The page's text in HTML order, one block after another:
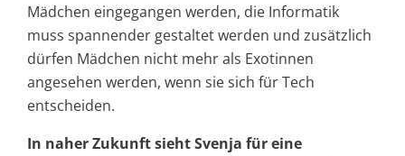
Mädchen eingegangen werden, die Informatik
muss spannender gestaltet werden und zusätzlich
dürfen Mädchen nicht mehr als Exotinnen
angesehen werden, wenn sie sich für Tech
entscheiden.
In naher Zukunft sieht Svenja für eine